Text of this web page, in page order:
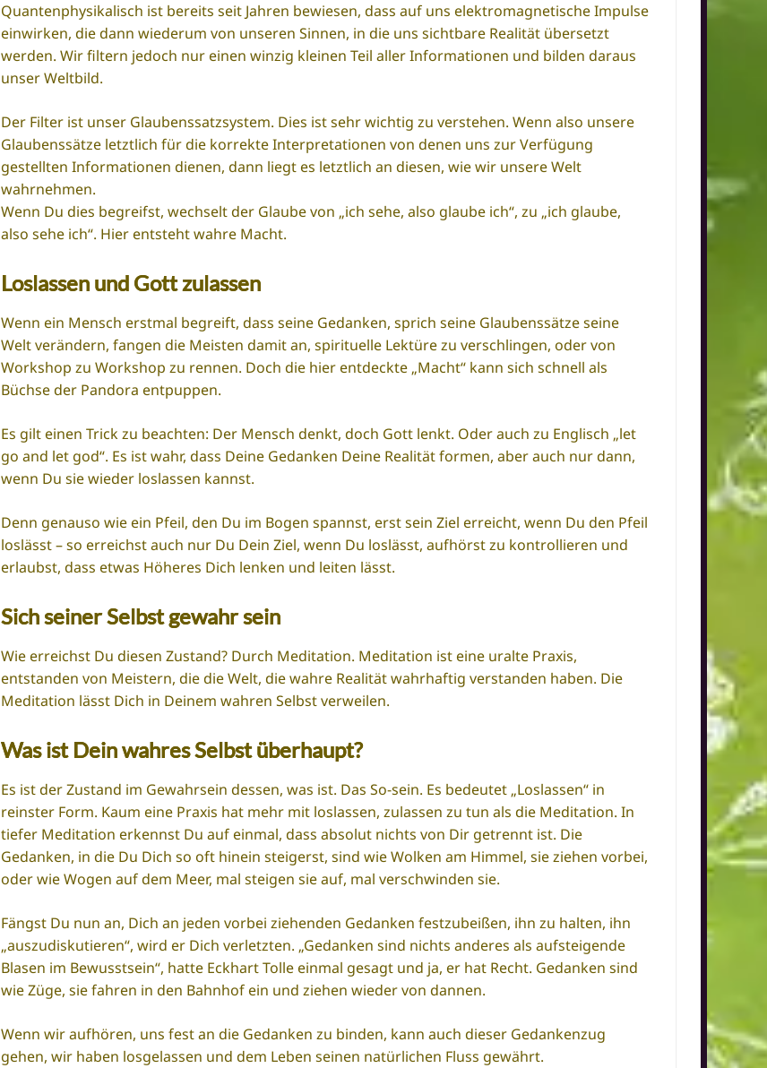
Quantenphysikalisch ist bereits seit Jahren bewiesen, dass auf uns elektromagnetische Impulse
einwirken, die dann wiederum von unseren Sinnen, in die uns sichtbare Realität übersetzt
werden. Wir filtern jedoch nur einen winzig kleinen Teil aller Informationen und bilden daraus
unser Weltbild.
Der Filter ist unser Glaubenssatzsystem. Dies ist sehr wichtig zu verstehen. Wenn also unsere
Glaubenssätze letztlich für die korrekte Interpretationen von denen uns zur Verfügung
gestellten Informationen dienen, dann liegt es letztlich an diesen, wie wir unsere Welt
wahrnehmen.
Wenn Du dies begreifst, wechselt der Glaube von „ich sehe, also glaube ich“, zu „ich glaube,
also sehe ich“. Hier entsteht wahre Macht.
Loslassen und Gott zulassen
Wenn ein Mensch erstmal begreift, dass seine Gedanken, sprich seine Glaubenssätze seine
Welt verändern, fangen die Meisten damit an, spirituelle Lektüre zu verschlingen, oder von
Workshop zu Workshop zu rennen. Doch die hier entdeckte „Macht“ kann sich schnell als
Büchse der Pandora entpuppen.
Es gilt einen Trick zu beachten: Der Mensch denkt, doch Gott lenkt. Oder auch zu Englisch „let
go and let god“. Es ist wahr, dass Deine Gedanken Deine Realität formen, aber auch nur dann,
wenn Du sie wieder loslassen kannst.
Denn genauso wie ein Pfeil, den Du im Bogen spannst, erst sein Ziel erreicht, wenn Du den Pfeil
loslässt – so erreichst auch nur Du Dein Ziel, wenn Du loslässt, aufhörst zu kontrollieren und
erlaubst, dass etwas Höheres Dich lenken und leiten lässt.
Sich seiner Selbst gewahr sein
Wie erreichst Du diesen Zustand? Durch Meditation. Meditation ist eine uralte Praxis,
entstanden von Meistern, die die Welt, die wahre Realität wahrhaftig verstanden haben. Die
Meditation lässt Dich in Deinem wahren Selbst verweilen.
Was ist Dein wahres Selbst überhaupt?
Es ist der Zustand im Gewahrsein dessen, was ist. Das So-sein. Es bedeutet „Loslassen“ in
reinster Form. Kaum eine Praxis hat mehr mit loslassen, zulassen zu tun als die Meditation. In
tiefer Meditation erkennst Du auf einmal, dass absolut nichts von Dir getrennt ist. Die
Gedanken, in die Du Dich so oft hinein steigerst, sind wie Wolken am Himmel, sie ziehen vorbei,
oder wie Wogen auf dem Meer, mal steigen sie auf, mal verschwinden sie.
Fängst Du nun an, Dich an jeden vorbei ziehenden Gedanken festzubeißen, ihn zu halten, ihn
„auszudiskutieren“, wird er Dich verletzten. „Gedanken sind nichts anderes als aufsteigende
Blasen im Bewusstsein“, hatte Eckhart Tolle einmal gesagt und ja, er hat Recht. Gedanken sind
wie Züge, sie fahren in den Bahnhof ein und ziehen wieder von dannen.
Wenn wir aufhören, uns fest an die Gedanken zu binden, kann auch dieser Gedankenzug
gehen, wir haben losgelassen und dem Leben seinen natürlichen Fluss gewährt.